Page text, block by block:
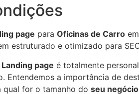
page para Oficinas de Carro em
estruturado e otimizado para
page é totalmente
Entendemos a importância de
qual for o tamanho do seu negócio